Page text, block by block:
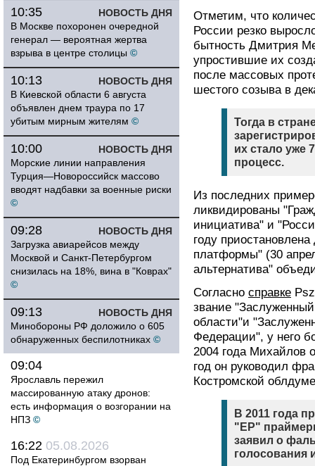
НОВОСТЬ ДНЯ
10:35
В Москве похоронен очередной
генерал — вероятная жертва
взрыва в центре столицы ©
НОВОСТЬ ДНЯ
10:13
В Киевской области 6 августа
объявлен днем траура по 17
убитым мирным жителям ©
НОВОСТЬ ДНЯ
10:00
Морские линии направления
Турция—Новороссийск массово
вводят надбавки за военные риски
©
НОВОСТЬ ДНЯ
09:28
Загрузка авиарейсов между
Москвой и Санкт-Петербургом
снизилась на 18%, вина в "Коврах"
©
НОВОСТЬ ДНЯ
09:13
Минобороны РФ доложило о 605
обнаруженных беспилотниках ©
09:04
Ярославль пережил
массированную атаку дронов:
есть информация о возгорании на
НПЗ ©
16:22 05.08.2026
Под Екатеринбургом взорван
Отметим, что
России резко
бытность Дмитрия
упростившие их
после массовых
шестого созыва в
Тогда в
их стало уже
процесс.
Из последних
ликвидированы
инициатива" и
году
платформы" (30
альтернатива"
Согласно справке
звание
области"и
Федерации", у него
2004 года Михайлов
год он руководил
Костромской
В 2011 года
"ЕР"
заявил о
голосования